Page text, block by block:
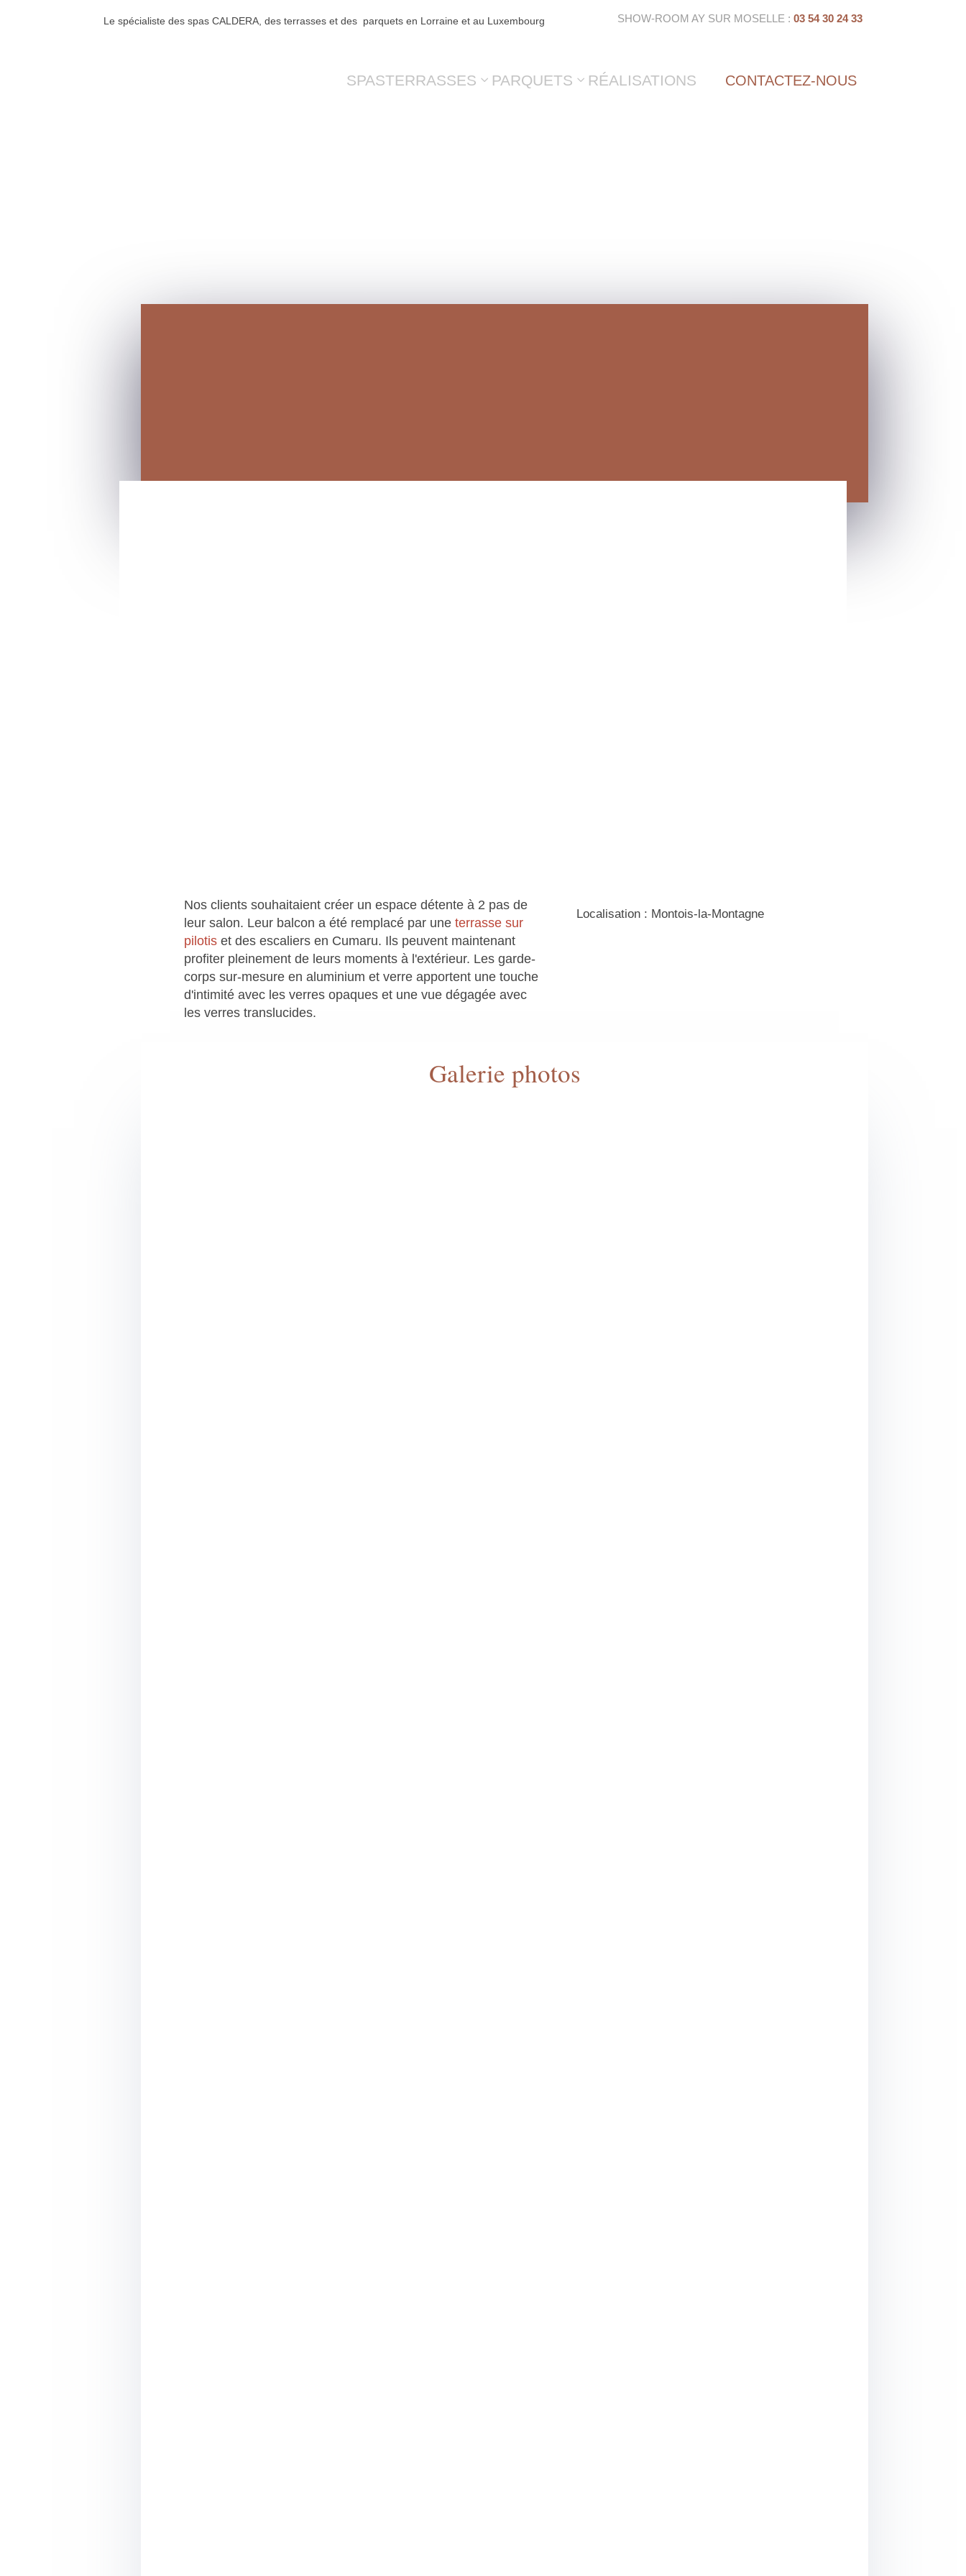
Le spécialiste des spas CALDERA, des terrasses et des parquets en Lorraine et au Luxembourg SHOW-ROOM AY SUR MOSELLE : 03 54 30 24 33
SPASTERRASSES PARQUETS RÉALISATIONS CONTACTEZ-NOUS
Nos clients souhaitaient créer un espace détente à 2 pas de
leur salon. Leur balcon a été remplacé par uneterrasse sur
pilotis et des escaliers en Cumaru. Ils peuvent maintenant
profiter pleinement de leurs moments à l'extérieur. Les garde-
corps sur-mesure en aluminium et verre apportent une touche
d'intimité avec les verres opaques et une vue dégagée avec
les verres translucides.
Localisation : Montois-la-Montagne
Galerie photos